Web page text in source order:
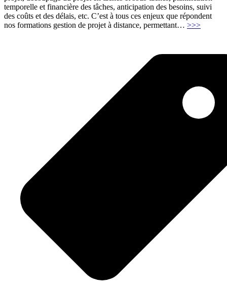
temporelle et financière des tâches, anticipation des besoins, suivi
des coûts et des délais, etc. C’est à tous ces enjeux que répondent
nos formations gestion de projet à distance, permettant… >>>